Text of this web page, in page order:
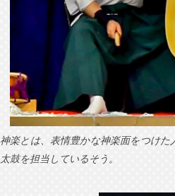
神楽とは、表情豊かな神楽面をつけ
太鼓を担当しているそう。